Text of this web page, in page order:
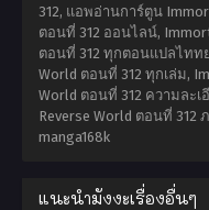
312, แอพอ่านการ์ตูน
ตอนที่ 312 ออนไลน์,
ตอนที่ 312 ทุกตอนแปลไทท
World ตอนที่ 312 ทุกเล่ม,
World ตอนที่ 312 ความละ
Reverse World ตอนที่ 312
manga168k
แนะนำมังงะเรื่องอื่นๆ